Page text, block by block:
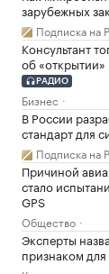
зарубежных
Подписка на
Консультант
об «открытии»
РАДИО
Бизнес
В России
стандарт для
Подписка на
Причиной
стало
GPS
Общество
Эксперты
признаком для